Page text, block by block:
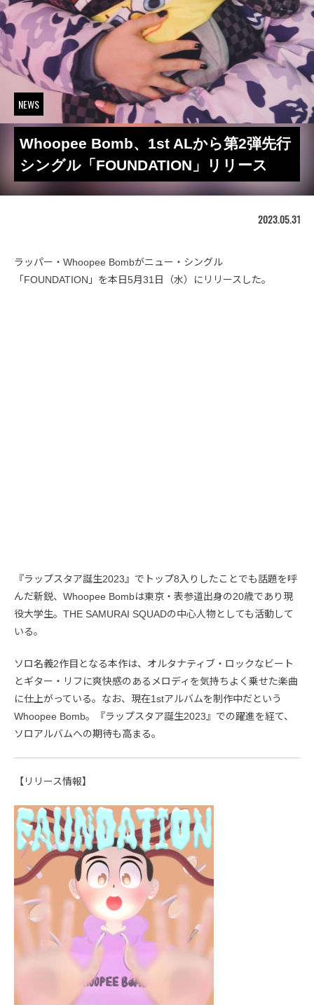
NEWS
Whoopee Bomb、1st ALから第2弾先行
シングル「FOUNDATION」リリース
2023.05.31
ラッパー・Whoopee Bombがニュー・シングル
「FOUNDATION」を本日5月31日（水）にリリースした。
『ラップスタア誕生2023』でトップ8入りしたことでも話題を呼
んだ新鋭、Whoopee Bombは東京・表参道出身の20歳であり現
役大学生。THE SAMURAI SQUADの中心人物としても活動して
いる。
ソロ名義2作目となる本作は、オルタナティブ・ロックなビート
とギター・リフに爽快感のあるメロディを気持ちよく乗せた楽曲
に仕上がっている。なお、現在1stアルバムを制作中だという
Whoopee Bomb。『ラップスタア誕生2023』での躍進を経て、
ソロアルバムへの期待も高まる。
【リリース情報】